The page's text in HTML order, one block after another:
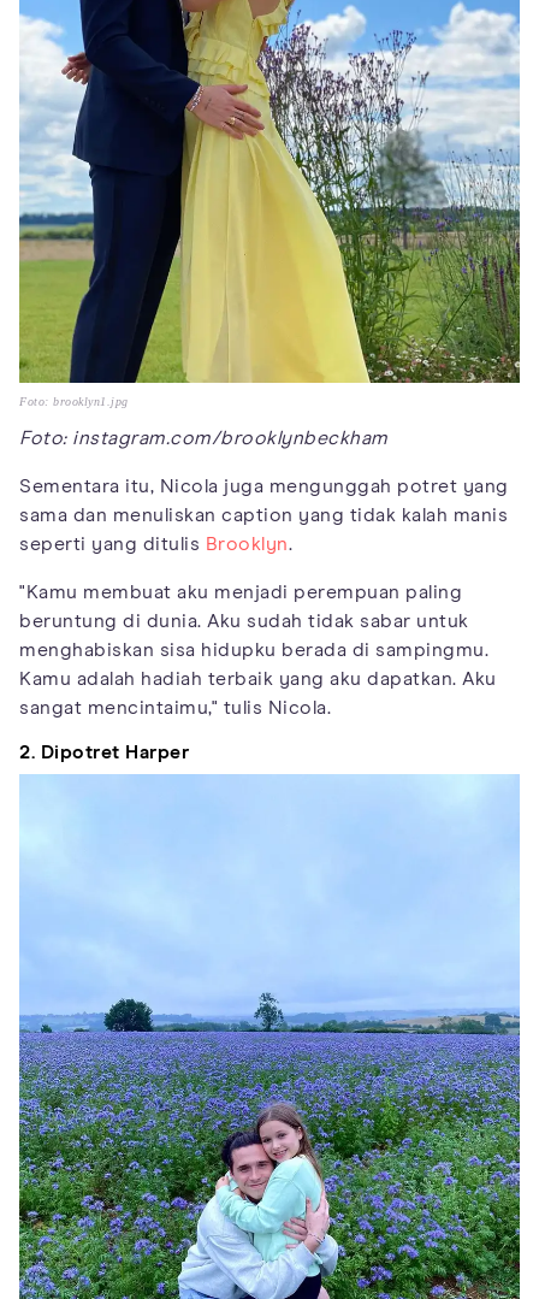
Foto: brooklyn1.jpg
Foto: instagram.com/brooklynbeckham
Sementara itu, Nicola juga mengunggah potret yang
sama dan menuliskan caption yang tidak kalah manis
seperti yang ditulis Brooklyn.
"Kamu membuat aku menjadi perempuan paling
beruntung di dunia. Aku sudah tidak sabar untuk
menghabiskan sisa hidupku berada di sampingmu.
Kamu adalah hadiah terbaik yang aku dapatkan. Aku
sangat mencintaimu," tulis Nicola.
2. Dipotret Harper